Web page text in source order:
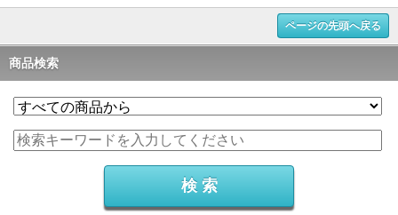
ページの先頭へ戻る
商品検索